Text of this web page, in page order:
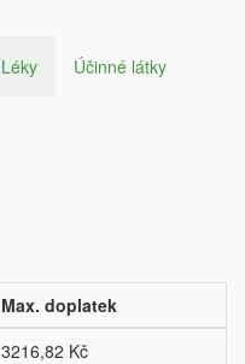
Léky Účinné látky
Max. doplatek
3216,82 Kč